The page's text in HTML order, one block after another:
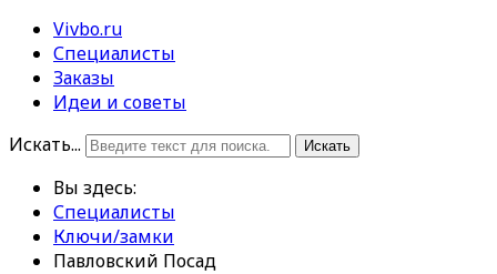
Vivbo.ru
Специалисты
Заказы
Идеи и советы
Искать...
Искать
Вы здесь:
Специалисты
Ключи/замки
Павловский Посад